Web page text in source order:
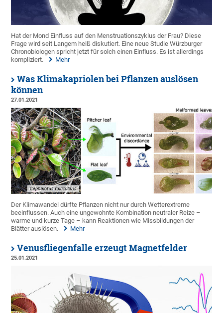
Hat der Mond Einfluss auf den Menstruationszyklus der Frau? Diese
Frage wird seit Langem heiß diskutiert. Eine neue Studie Würzburger
Chronobiologen spricht jetzt für solch einen Einfluss. Es ist allerdings
kompliziert.
Mehr
Was Klimakapriolen bei Pflanzen auslösen
können
27.01.2021
Der Klimawandel dürfte Pflanzen nicht nur durch Wetterextreme
beeinflussen. Auch eine ungewohnte Kombination neutraler Reize –
warme und kurze Tage – kann Reaktionen wie Missbildungen der
Blätter auslösen.
Mehr
Venusfliegenfalle erzeugt Magnetfelder
25.01.2021